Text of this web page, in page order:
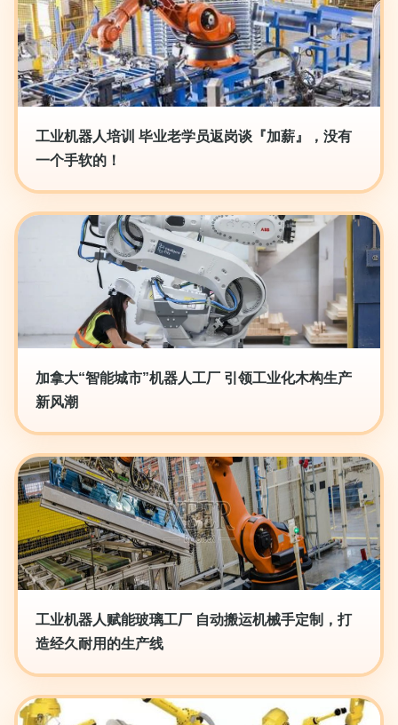
工业机器人培训 毕业老学员返岗谈『加薪』，没有
一个手软的！
加拿大“智能城市”机器人工厂 引领工业化木构生产
新风潮
工业机器人赋能玻璃工厂 自动搬运机械手定制，打
造经久耐用的生产线